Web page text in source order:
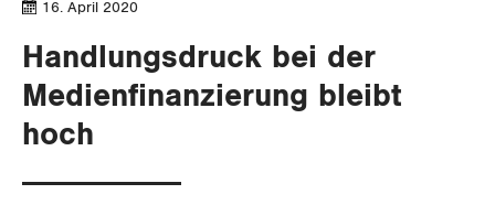
Aussenwirtschaft
Verteilung
Berufliche Vorsorge
Arbeitslosenversicherung
Verkehr
16. April 2020
Handlungsdruck bei der
Medienfinanzierung bleibt
hoch